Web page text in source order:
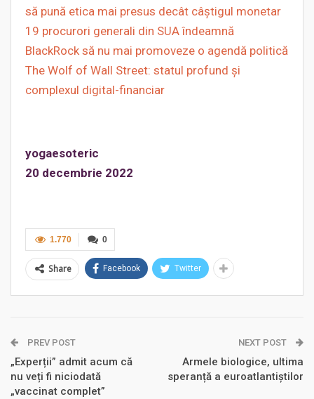
să pună etica mai presus decât câștigul monetar
19 procurori generali din SUA îndeamnă
BlackRock să nu mai promoveze o agendă politică
The Wolf of Wall Street: statul profund și
complexul digital-financiar
yogaesoteric
20 decembrie 2022
0
1.770
Share Facebook Twitter
PREV POST
„Experții” admit acum că
nu veți fi niciodată
„vaccinat complet”
NEXT POST
Armele biologice, ultima
speranță a euroatlantiștilor